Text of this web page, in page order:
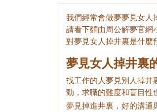
我們經常會做夢夢見女人
請看下麵由周公解夢官網
對夢見女人掉井裏是什麼
夢見女人掉井裏
找工作的人夢見別人掉井
勁，求職的難度和盲目性
夢見掉進井裏，好的溝通